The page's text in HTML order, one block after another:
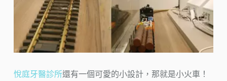
悅庭牙醫診所還有一個可愛的小設計，那就是小火車！